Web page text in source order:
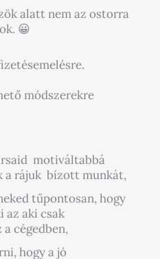
alatt nem az ostorra
😀
módszerekre
motiváltabbá
a rájuk bízott munkát,
tűpontosan, hogy
az aki csak
cégedben,
hogy a jó